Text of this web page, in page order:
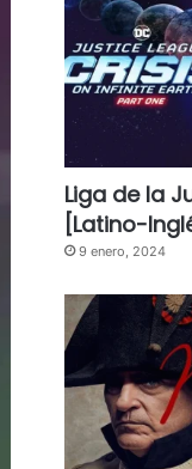
Liga de la
[Latino-
9 enero, 2024